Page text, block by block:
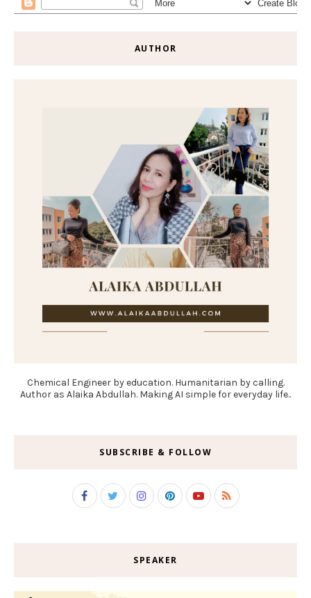
AUTHOR
Chemical Engineer by education. Humanitarian by calling.
Author as Alaika Abdullah. Making AI simple for everyday life..
SUBSCRIBE & FOLLOW
SPEAKER